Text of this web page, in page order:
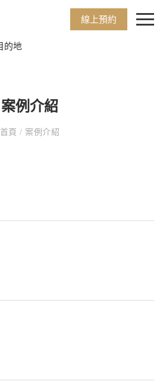
線上預約
案例介紹
首頁/ 案例介紹